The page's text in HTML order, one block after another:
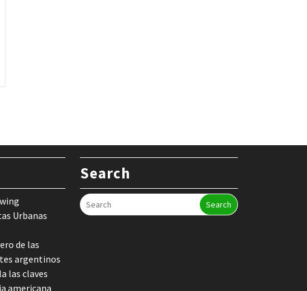
Urbanas
de las
argentinos
las claves
americana
Search
Search